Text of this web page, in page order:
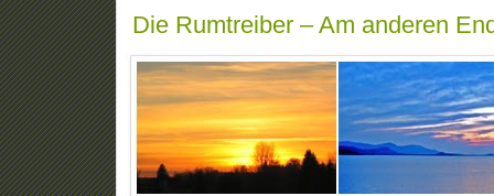
Die Rumtreiber – Am anderen